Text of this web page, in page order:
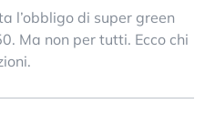
l’obbligo di super green
Ma non per tutti. Ecco chi